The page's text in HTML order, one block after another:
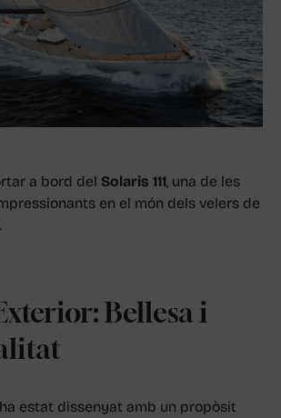
a bord del Solaris 111, una de les
en el món dels velers de
Bellesa i
ha estat dissenyat amb un propòsit